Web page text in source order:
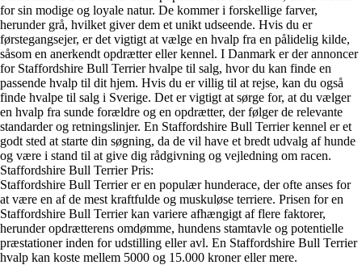
for sin modige og loyale natur. De kommer i forskellige farver,
herunder grå, hvilket giver dem et unikt udseende. Hvis du er
førstegangsejer, er det vigtigt at vælge en hvalp fra en pålidelig kilde,
såsom en anerkendt opdrætter eller kennel. I Danmark er der annoncer
for Staffordshire Bull Terrier hvalpe til salg, hvor du kan finde en
passende hvalp til dit hjem. Hvis du er villig til at rejse, kan du også
finde hvalpe til salg i Sverige. Det er vigtigt at sørge for, at du vælger
en hvalp fra sunde forældre og en opdrætter, der følger de relevante
standarder og retningslinjer. En Staffordshire Bull Terrier kennel er et
godt sted at starte din søgning, da de vil have et bredt udvalg af hunde
og være i stand til at give dig rådgivning og vejledning om racen.
Staffordshire Bull Terrier Pris:
Staffordshire Bull Terrier er en populær hunderace, der ofte anses for
at være en af de mest kraftfulde og muskuløse terriere. Prisen for en
Staffordshire Bull Terrier kan variere afhængigt af flere faktorer,
herunder opdrætterens omdømme, hundens stamtavle og potentielle
præstationer inden for udstilling eller avl. En Staffordshire Bull Terrier
hvalp kan koste mellem 5000 og 15.000 kroner eller mere.